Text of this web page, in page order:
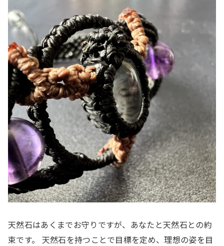
天然石はあくまでお守りですが、あなたと天然石との約
束です。 天然石を持つことで目標を定め、理想の姿を目